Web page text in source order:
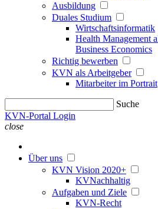
Ausbildung
Duales Studium
Wirtschaftsinformatik
Health Management
Business Economics
Richtig bewerben
KVN als Arbeitgeber
Mitarbeiter im Portrait
Suche
KVN-Portal Login
close
Über uns
KVN Vision 2020+
KVNachhaltig
Aufgaben und Ziele
KVN-Recht